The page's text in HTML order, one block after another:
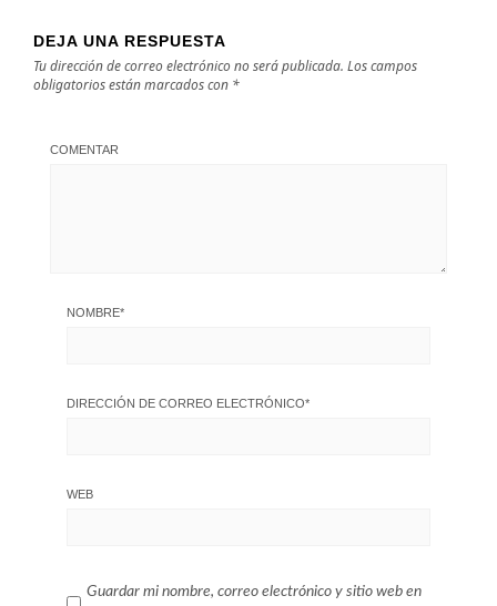
DEJA UNA RESPUESTA
Tu dirección de correo electrónico no será publicada. Los campos
obligatorios están marcados con *
COMENTAR
NOMBRE*
DIRECCIÓN DE CORREO ELECTRÓNICO*
WEB
Guardar mi nombre, correo electrónico y sitio web en